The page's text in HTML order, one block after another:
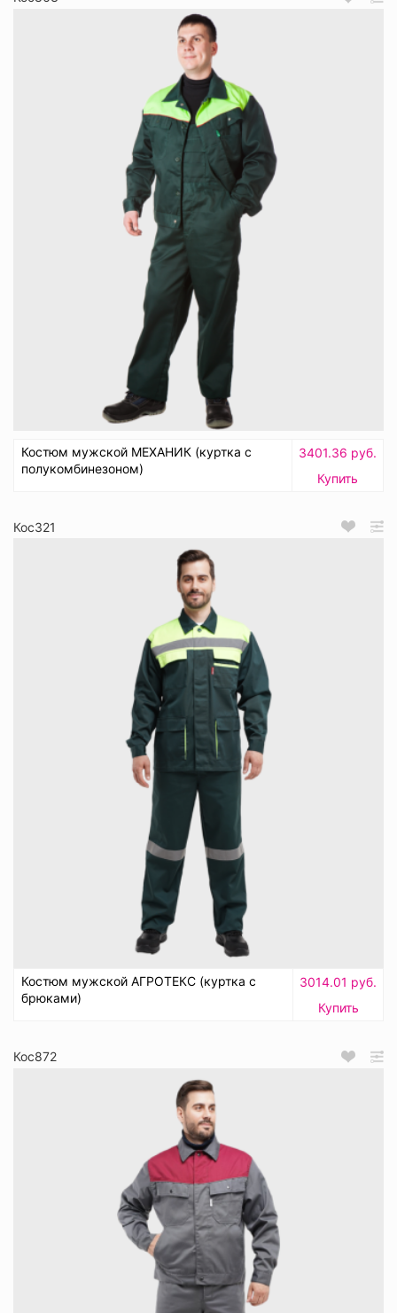
Костюм мужской МЕХАНИК (куртка с
полукомбинезоном)
3401.36 руб.
Купить
Кос321
Костюм мужской АГРОТЕКС (куртка с
брюками)
3014.01 руб.
Купить
Кос872